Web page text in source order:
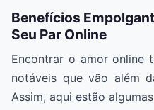
Benefícios
Seu Par Online
Encontrar o amor online
notáveis que vão além
Assim, aqui estão